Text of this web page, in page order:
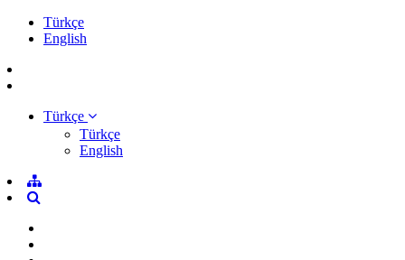
Türkçe
English
Türkçe
Türkçe
English